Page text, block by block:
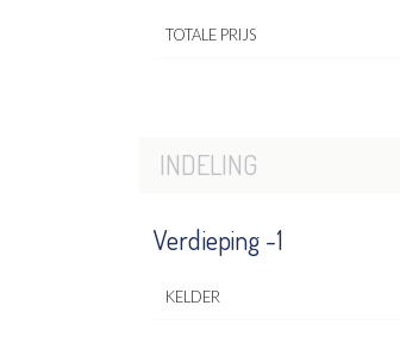
TOTALE PRIJS
INDELING
Verdieping -1
KELDER